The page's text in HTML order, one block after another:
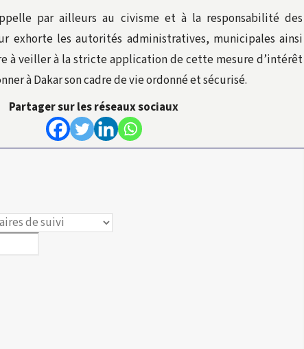
par ailleurs au civisme et à la responsabilité des
exhorte les autorités administratives, municipales ainsi
à veiller à la stricte application de cette mesure d’intérêt
à Dakar son cadre de vie ordonné et sécurisé.
Partager sur les réseaux sociaux